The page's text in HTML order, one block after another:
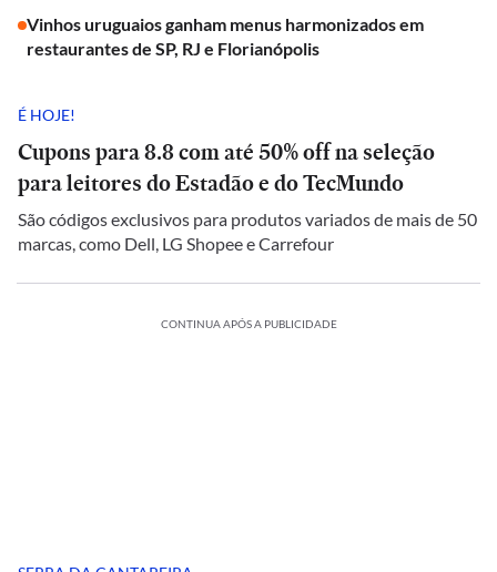
Vinhos uruguaios ganham menus harmonizados em
restaurantes de SP, RJ e Florianópolis
É HOJE!
Cupons para 8.8 com até 50% off na seleção
para leitores do Estadão e do TecMundo
São códigos exclusivos para produtos variados de mais de 50
marcas, como Dell, LG Shopee e Carrefour
CONTINUA APÓS A PUBLICIDADE